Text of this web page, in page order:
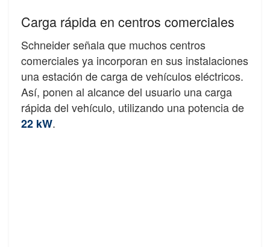
Carga rápida en centros comerciales
Schneider señala que muchos centros
comerciales ya incorporan en sus instalaciones
una estación de carga de vehículos eléctricos.
Así, ponen al alcance del usuario una carga
rápida del vehículo, utilizando una potencia de
22 kW.